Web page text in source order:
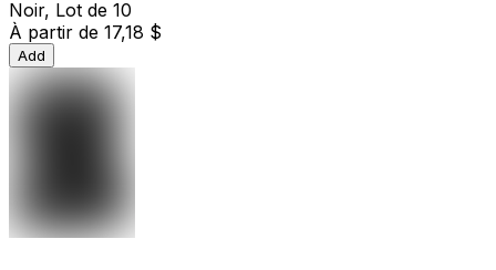
Noir, Lot de 10
À partir de 17,18 $
Add